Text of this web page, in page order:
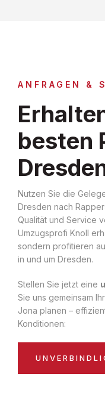
ANFRAGEN &
besten
Nutzen Sie die
Dresden nach
Qualität und Service
Umzugsprofi Knoll
sondern profitieren
in und um Dresden.
Stellen Sie jetzt eine
Sie uns gemeinsam
Jona planen –
Konditionen: